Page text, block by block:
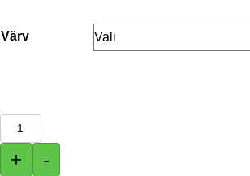
Värv
Märkmik
REUZI
kogus
+ -